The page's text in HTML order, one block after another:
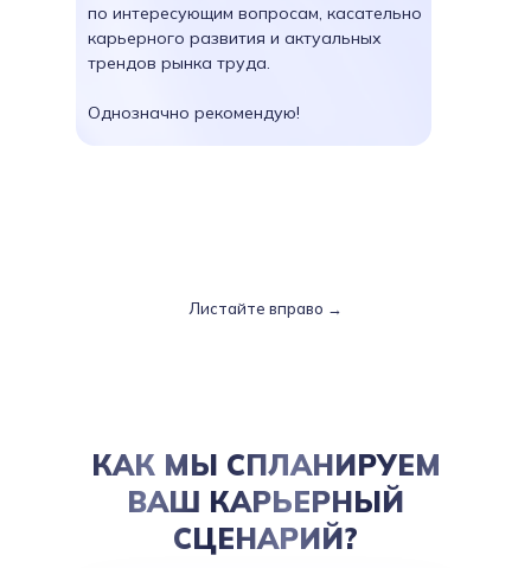
по интересующим вопросам, касательно
карьерного развития и актуальных
трендов рынка труда.
Однозначно рекомендую!
Листайте вправо →
КАК МЫ СПЛАНИРУЕМ
ВАШ КАРЬЕРНЫЙ
СЦЕНАРИЙ?